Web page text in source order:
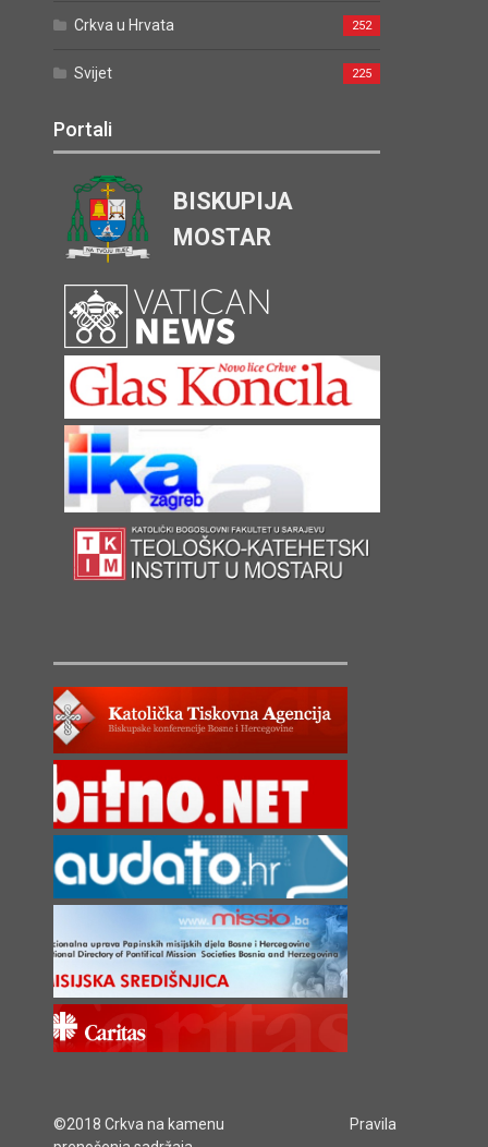
Crkva u Hrvata 252
Svijet 225
Portali
BISKUPIJA
MOSTAR
©2018 Crkva na kamenu
Pravila